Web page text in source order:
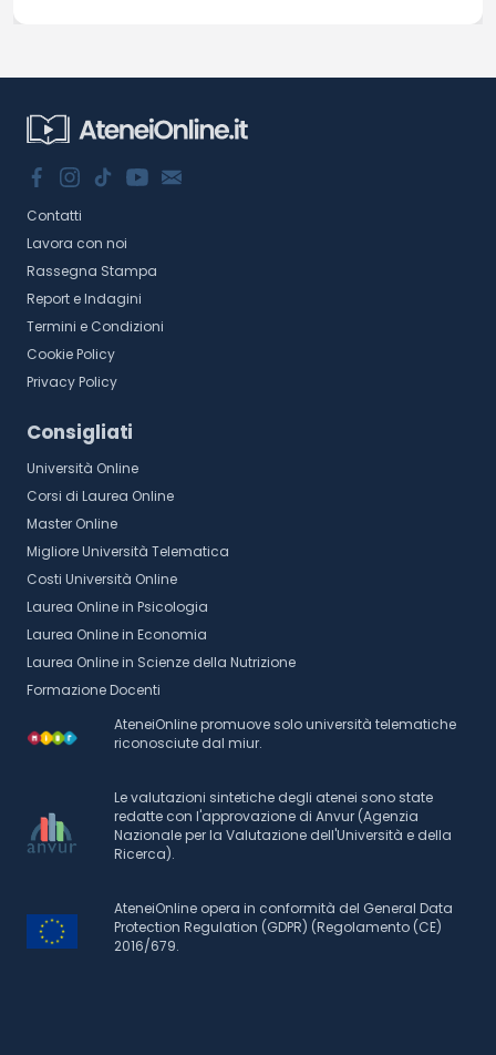
Contatti
Lavora con noi
Rassegna Stampa
Report e Indagini
Termini e Condizioni
Cookie Policy
Privacy Policy
Consigliati
Università Online
Corsi di Laurea Online
Master Online
Migliore Università Telematica
Costi Università Online
Laurea Online in Psicologia
Laurea Online in Economia
Laurea Online in Scienze della Nutrizione
Formazione Docenti
AteneiOnline promuove solo università telematiche
riconosciute dal miur.
Le valutazioni sintetiche degli atenei sono state
redatte con l'approvazione di Anvur (Agenzia
Nazionale per la Valutazione dell'Università e della
Ricerca).
AteneiOnline opera in conformità del General Data
Protection Regulation (GDPR) (Regolamento (CE)
2016/679.